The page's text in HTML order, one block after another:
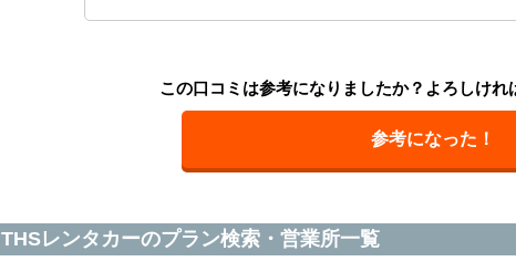
この口コミは参考になりましたか？よろしけれ
参考になった！
THSレンタカーのプラン検索・営業所一覧